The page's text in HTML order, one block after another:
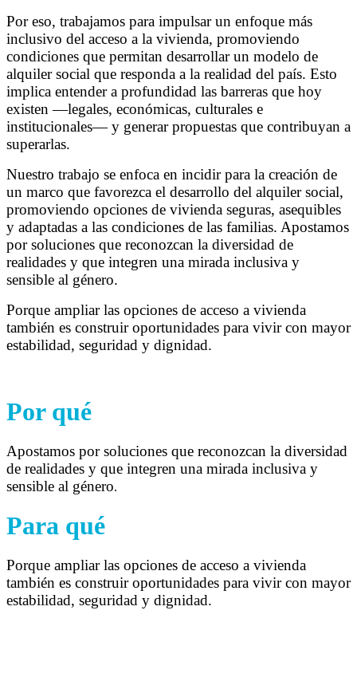
Por eso, trabajamos para impulsar un enfoque más
inclusivo del acceso a la vivienda, promoviendo
condiciones que permitan desarrollar un modelo de
alquiler social que responda a la realidad del país. Esto
implica entender a profundidad las barreras que hoy
existen —legales, económicas, culturales e
institucionales— y generar propuestas que contribuyan a
superarlas.
Nuestro trabajo se enfoca en incidir para la creación de
un marco que favorezca el desarrollo del alquiler social,
promoviendo opciones de vivienda seguras, asequibles
y adaptadas a las condiciones de las familias. Apostamos
por soluciones que reconozcan la diversidad de
realidades y que integren una mirada inclusiva y
sensible al género.
Porque ampliar las opciones de acceso a vivienda
también es construir oportunidades para vivir con mayor
estabilidad, seguridad y dignidad.
Por qué
Apostamos por soluciones que reconozcan la diversidad
de realidades y que integren una mirada inclusiva y
sensible al género.
Para qué
Porque ampliar las opciones de acceso a vivienda
también es construir oportunidades para vivir con mayor
estabilidad, seguridad y dignidad.